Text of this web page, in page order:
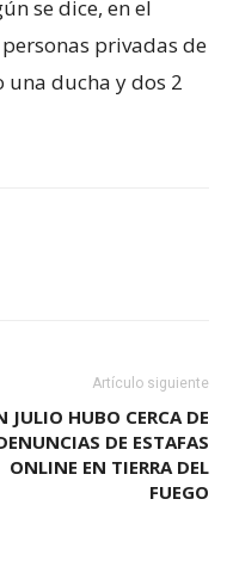
se dice, en el
privadas de
una ducha y dos 2
Artículo siguiente
JULIO HUBO CERCA DE
DE ESTAFAS
ONLINE EN TIERRA DEL
FUEGO